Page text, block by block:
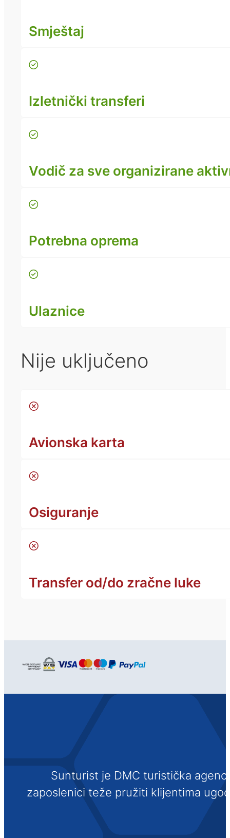
Smještaj
Izletnički transferi
Vodič za sve organizirane
Potrebna oprema
Ulaznice
Nije uključeno
Avionska karta
Osiguranje
Transfer od/do zračne luke
Sunturist je DMC turistička
zaposlenici teže pružiti klijentima